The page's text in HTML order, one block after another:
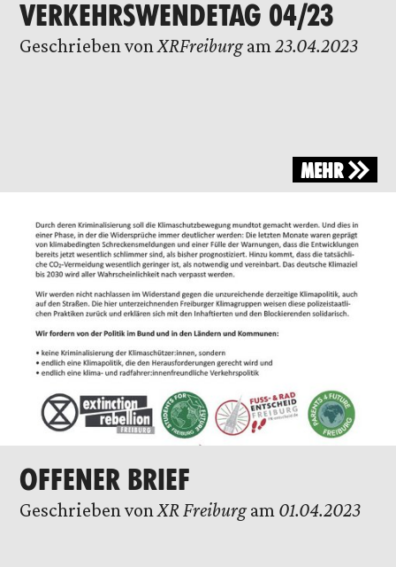
VERKEHRSWENDETAG 04/23
Geschrieben von XRFreiburgam 23.04.2023
MEHR
OFFENER BRIEF
Geschrieben von XR Freiburgam 01.04.2023